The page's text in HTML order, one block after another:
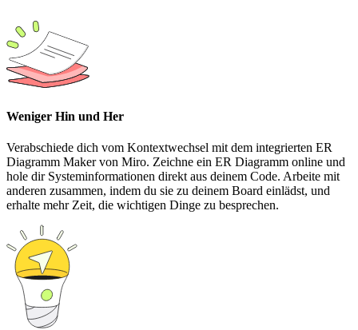
Weniger Hin und Her
Verabschiede dich vom Kontextwechsel mit dem integrierten ER
Diagramm Maker von Miro. Zeichne ein ER Diagramm online und
hole dir Systeminformationen direkt aus deinem Code. Arbeite mit
anderen zusammen, indem du sie zu deinem Board einlädst, und
erhalte mehr Zeit, die wichtigen Dinge zu besprechen.